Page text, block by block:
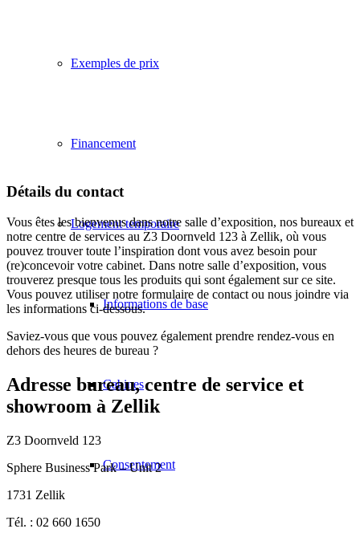
Exemples de prix
Financement
Logement temporaire
Informations de base
Cabines
Consentement
Détails du contact
Vous êtes les bienvenus dans notre salle d’exposition, nos bureaux et
notre centre de services au Z3 Doornveld 123 à Zellik, où vous
pouvez trouver toute l’inspiration dont vous avez besoin pour
(re)concevoir votre cabinet. Dans notre salle d’exposition, vous
trouverez presque tous les produits qui sont également sur ce site.
Vous pouvez utiliser notre formulaire de contact ou nous joindre via
les informations ci-dessous.
Saviez-vous que vous pouvez également prendre rendez-vous en
dehors des heures de bureau ?
Adresse bureau, centre de service et
showroom à Zellik
Z3 Doornveld 123
Sphere Business Park – Unit 2
1731 Zellik
Tél. : 02 660 1650